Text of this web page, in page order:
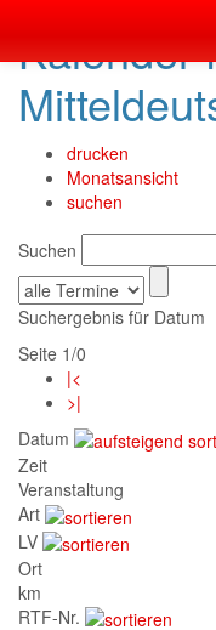
Kalender
drucken
Monatsansicht
suchen
Suchen
Suchergebnis für Datum
Seite 1/0
|<
>|
Datum
Zeit
Veranstaltung
Art
LV
Ort
km
RTF-Nr.